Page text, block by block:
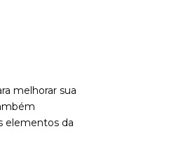
melhorar sua
elementos da